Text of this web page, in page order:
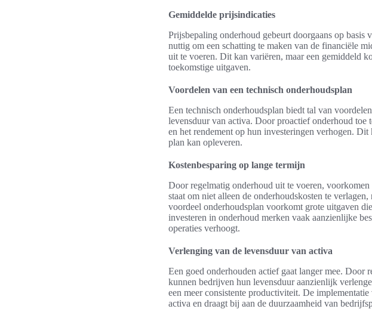
Gemiddelde prijsindicaties
Prijsbepaling onderhoud gebeurt doorgaans op basis
nuttig om een schatting te maken van de financiële
uit te voeren. Dit kan variëren, maar een gemiddeld
toekomstige uitgaven.
Voordelen van een technisch onderhoudsplan
Een technisch onderhoudsplan biedt tal van
levensduur van activa. Door proactief onderhoud toe
en het rendement op hun investeringen verhogen.
plan kan opleveren.
Kostenbesparing op lange termijn
Door regelmatig onderhoud uit te voeren,
staat om niet alleen de onderhoudskosten te
voordeel onderhoudsplan voorkomt grote uitgaven
investeren in onderhoud merken vaak aanzienlijke
operaties verhoogt.
Verlenging van de levensduur van activa
Een goed onderhouden actief gaat langer mee. Door
kunnen bedrijven hun levensduur aanzienlijk
een meer consistente productiviteit. De
activa en draagt bij aan de duurzaamheid van